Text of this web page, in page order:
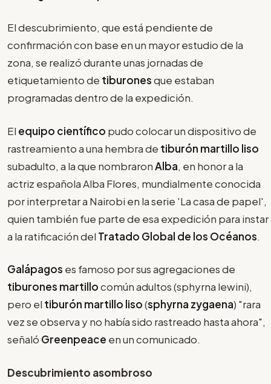
El descubrimiento, que está pendiente de
confirmación con base en un mayor estudio de la
zona, se realizó durante unas jornadas de
etiquetamiento de tiburonesque estaban
programadas dentro de la expedición.
El equipo científico pudo colocar un dispositivo de
rastreamiento a una hembra de tiburón martillo liso
subadulto, a la que nombraronAlba, en honor a la
actriz española Alba Flores, mundialmente conocida
por interpretar a Nairobi en la serie 'La casa de papel',
quien también fue parte de esa expedición para instar
a la ratificación del Tratado Global de los Océanos.
Galápagos es famoso por sus agregaciones de
tiburones martillocomún adultos (sphyrna lewini),
pero el tiburón martillo liso(sphyrna zygaena) "rara
vez se observa y no había sido rastreado hasta ahora",
señaló Greenpeace en un comunicado.
Descubrimiento asombroso